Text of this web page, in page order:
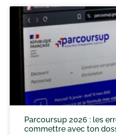
Parcoursup 2026 : les
commettre avec ton